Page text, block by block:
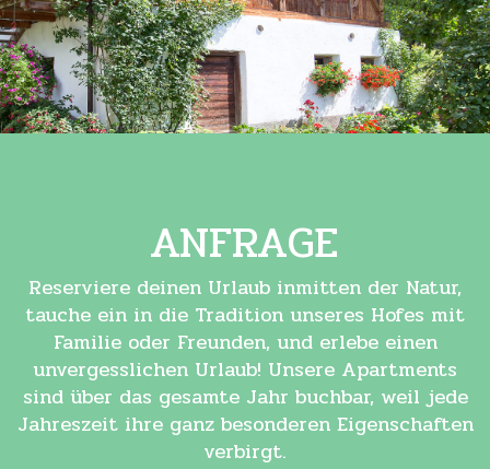
ANFRAGE
Reserviere deinen Urlaub inmitten der Natur,
tauche ein in die Tradition unseres Hofes mit
Familie oder Freunden, und erlebe einen
unvergesslichen Urlaub! Unsere Apartments
sind über das gesamte Jahr buchbar, weil jede
Jahreszeit ihre ganz besonderen Eigenschaften
verbirgt.